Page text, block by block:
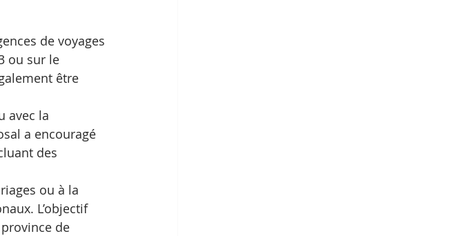
de voyages
ou sur le
être
avec la
a encouragé
des
ou à la
L’objectif
de